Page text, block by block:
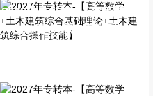
2027年专转本-【高等数学
+土木建筑综合基础理论